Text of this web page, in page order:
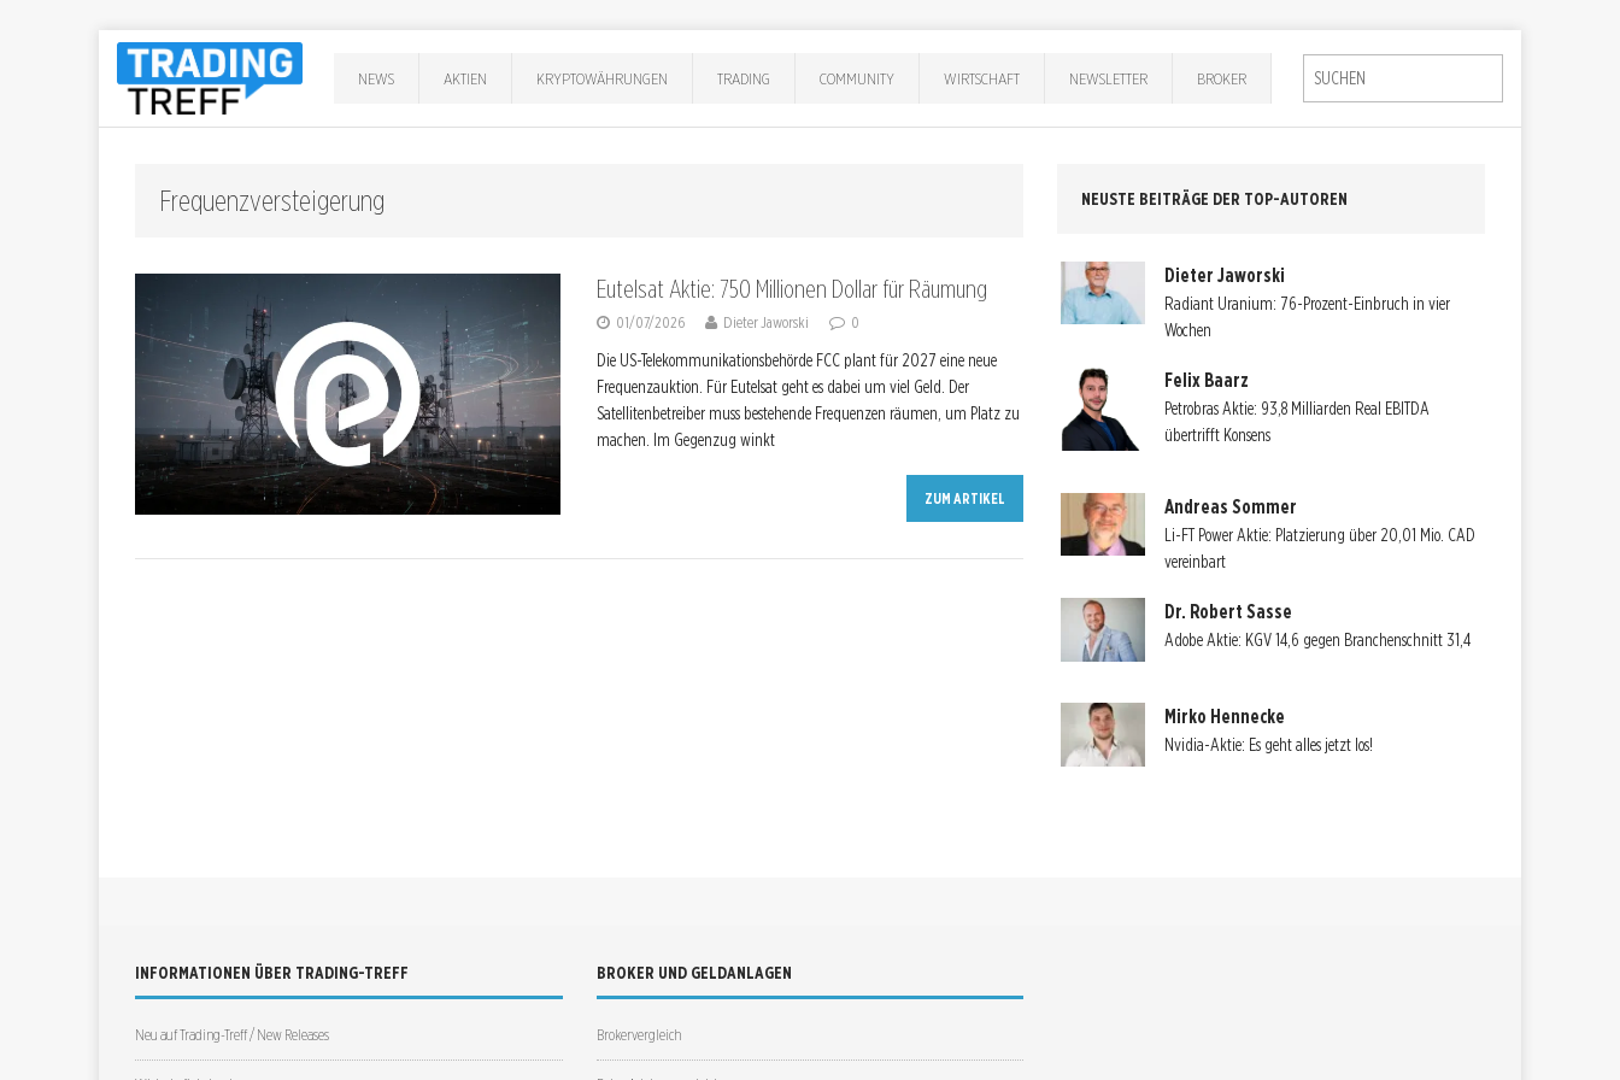
NEWS AKTIEN KRYPTOWÄHRUNGEN TRADING COMMUNITY WIRTSCHAFT NEWSLETTER BROKER
Frequenzversteigerung
Eutelsat Aktie: 750 Millionen Dollar für Räumung
01/07/2026 Dieter Jaworski 0
Die US-Telekommunikationsbehörde FCC plant für 2027 eine neue
Frequenzauktion. Für Eutelsat geht es dabei um viel Geld. Der
Satellitenbetreiber muss bestehende Frequenzen räumen, um Platz zu
machen. Im Gegenzug winkt
ZUM ARTIKEL
NEUSTE BEITRÄGE DER TOP-AUTOREN
Dieter Jaworski
Radiant Uranium: 76-Prozent-Einbruch in vier
Wochen
Felix Baarz
Petrobras Aktie: 93,8 Milliarden Real EBITDA
übertrifft Konsens
Andreas Sommer
Li-FT Power Aktie: Platzierung über 20,01 Mio. CAD
vereinbart
Dr. Robert Sasse
Adobe Aktie: KGV 14,6 gegen Branchenschnitt 31,4
Mirko Hennecke
Nvidia-Aktie: Es geht alles jetzt los!
INFORMATIONEN ÜBER TRADING-TREFF
Neu auf Trading-Treff / New Releases
BROKER UND GELDANLAGEN
Brokervergleich